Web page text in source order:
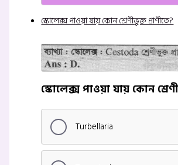
স্কোলেক্স পাওয়া যায় কোন শ্রেণীভুক্ত প্রাণীতে?
স্কোলেক্স পাওয়া যায় কোন
Turbellaria